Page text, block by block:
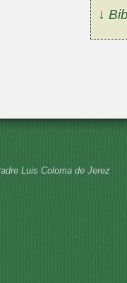
↓
Luis Coloma de Jerez